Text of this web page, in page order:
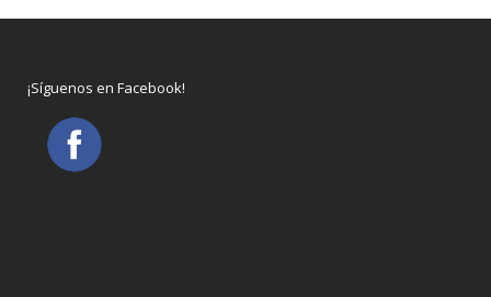
¡Síguenos en Facebook!